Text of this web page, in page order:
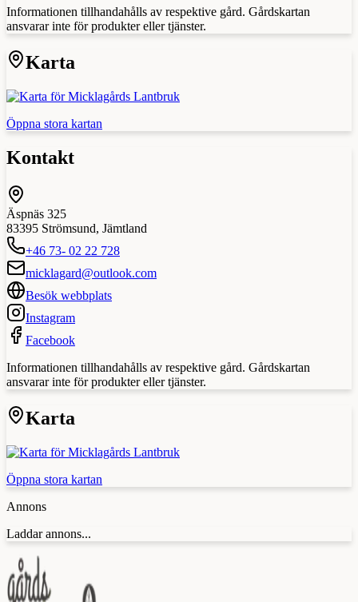
Informationen tillhandahålls av respektive gård. Gårdskartan
ansvarar inte för produkter eller tjänster.
Karta
Öppna stora kartan
Kontakt
Äspnäs 325
83395 Strömsund, Jämtland
+46 73- 02 22 728
micklagard@outlook.com
Besök webbplats
Instagram
Facebook
Informationen tillhandahålls av respektive gård. Gårdskartan
ansvarar inte för produkter eller tjänster.
Karta
Öppna stora kartan
Annons
Laddar annons...